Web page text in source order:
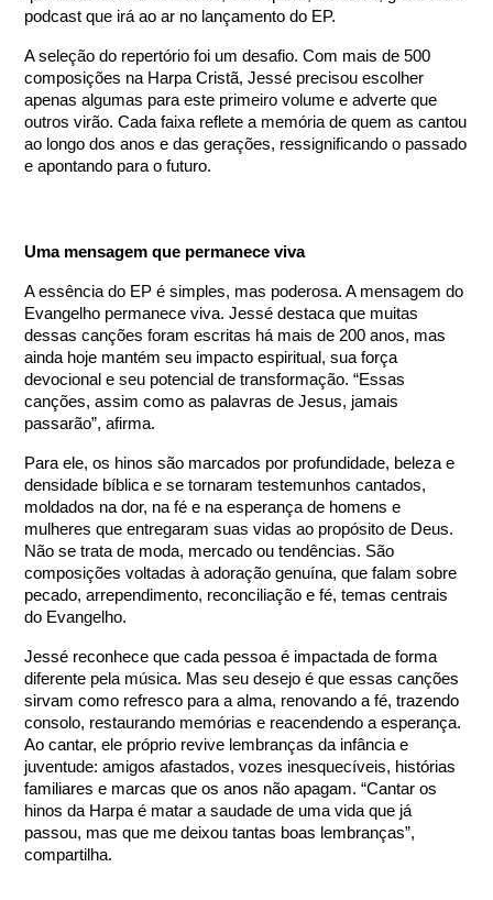
podcast que irá ao ar no lançamento do EP.
A seleção do repertório foi um desafio. Com mais de 500
composições na Harpa Cristã, Jessé precisou escolher
apenas algumas para este primeiro volume e adverte que
outros virão. Cada faixa reflete a memória de quem as cantou
ao longo dos anos e das gerações, ressignificando o passado
e apontando para o futuro.
Uma mensagem que permanece viva
A essência do EP é simples, mas poderosa. A mensagem do
Evangelho permanece viva. Jessé destaca que muitas
dessas canções foram escritas há mais de 200 anos, mas
ainda hoje mantém seu impacto espiritual, sua força
devocional e seu potencial de transformação. “Essas
canções, assim como as palavras de Jesus, jamais
passarão”, afirma.
Para ele, os hinos são marcados por profundidade, beleza e
densidade bíblica e se tornaram testemunhos cantados,
moldados na dor, na fé e na esperança de homens e
mulheres que entregaram suas vidas ao propósito de Deus.
Não se trata de moda, mercado ou tendências. São
composições voltadas à adoração genuína, que falam sobre
pecado, arrependimento, reconciliação e fé, temas centrais
do Evangelho.
Jessé reconhece que cada pessoa é impactada de forma
diferente pela música. Mas seu desejo é que essas canções
sirvam como refresco para a alma, renovando a fé, trazendo
consolo, restaurando memórias e reacendendo a esperança.
Ao cantar, ele próprio revive lembranças da infância e
juventude: amigos afastados, vozes inesquecíveis, histórias
familiares e marcas que os anos não apagam. “Cantar os
hinos da Harpa é matar a saudade de uma vida que já
passou, mas que me deixou tantas boas lembranças”,
compartilha.